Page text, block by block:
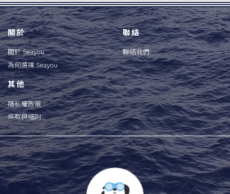
關於
關於 Seayou
為何選擇 Seayou
聯絡
聯絡我們
其他
隱私權政策
條款與細則